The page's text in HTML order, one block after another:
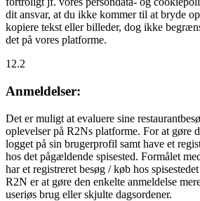
dit ansvar, at du ikke kommer til at bryde
kopiere tekst eller billeder, dog ikke
det på vores platforme.
12.2
Anmeldelser:
Det er muligt at evaluere sine
oplevelser på R2Ns platforme. For at gøre
logget på sin brugerprofil samt have et
hos det pågældende spisested. Formålet
har et registreret besøg / køb hos
R2N er at gøre den enkelte anmeldelse
useriøs brug eller skjulte dagsordener.